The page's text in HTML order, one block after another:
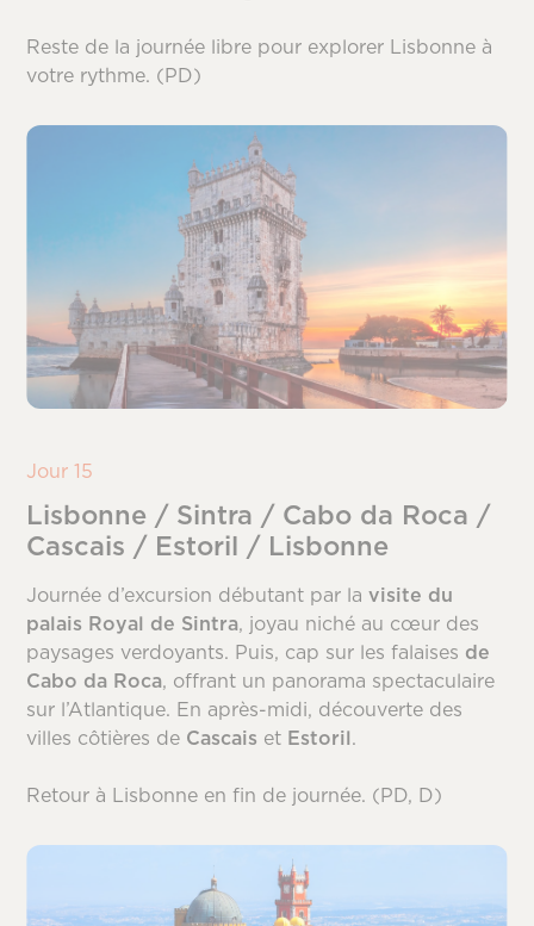
Reste de la journée libre pour explorer Lisbonne à
votre rythme. (PD)
Jour 15
Lisbonne / Sintra / Cabo da Roca /
Cascais / Estoril / Lisbonne
Journée d’excursion débutant par la visite du
palais Royal de Sintra, joyau niché au cœur des
paysages verdoyants. Puis, cap sur les falaises de
Cabo da Roca, offrant un panorama spectaculaire
sur l’Atlantique. En après-midi, découverte des
villes côtières de Cascais et Estoril.
Retour à Lisbonne en fin de journée. (PD, D)